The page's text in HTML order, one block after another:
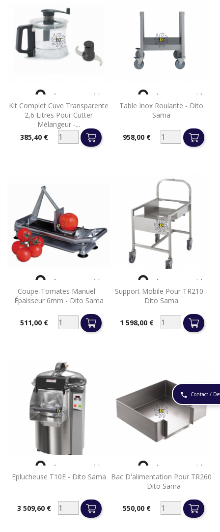
phone Contact /
Kit Complet Cuve Transparente
2,6 Litres Pour Cutter
Mélangeur -...
Prix385,40 €
 Aperçu rapide
Table Inox Roulante - Dito
Sama
Prix958,00 €
 Aperçu rapide
Coupe-Tomates Manuel -
Épaisseur 6mm - Dito Sama
Prix511,00 €
 Aperçu rapide
Support Mobile Pour TR210 -
Dito Sama
Prix1 598,00 €
 Aperçu rapide
Eplucheuse T10E - Dito Sama
Prix3 509,60 €
 Aperçu rapide
Bac D'alimentation Pour TR260
- Dito Sama
Prix550,00 €
 Aperçu rapide